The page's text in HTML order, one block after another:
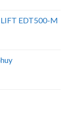
EDT500-M